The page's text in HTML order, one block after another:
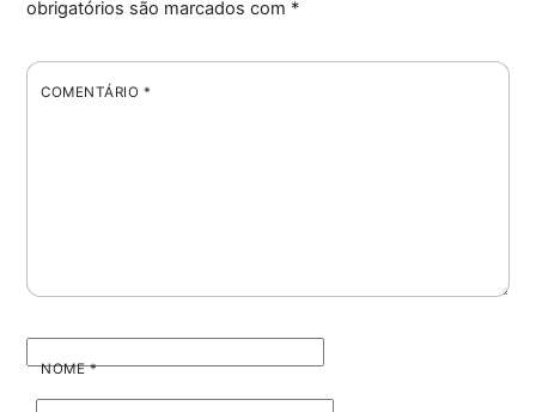
obrigatórios são marcados com *
COMENTÁRIO *
NOME*